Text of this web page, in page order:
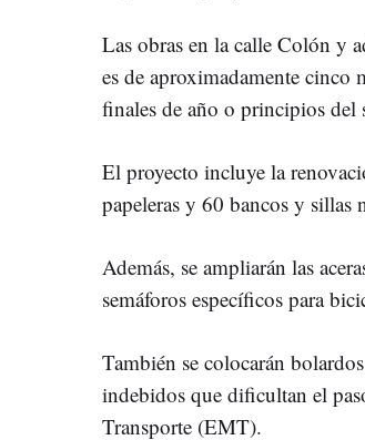
Las obras en la calle Colón y
es de aproximadamente cinco
finales de año o principios del
El proyecto incluye la
papeleras y 60 bancos y sillas
Además, se ampliarán las
semáforos específicos para
También se colocarán
indebidos que dificultan el
Transporte (EMT).